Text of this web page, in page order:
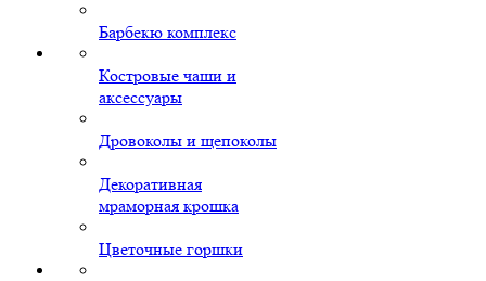
Барбекю комплекс
Костровые чаши и
аксессуары
Дровоколы и щепоколы
Декоративная
мраморная крошка
Цветочные горшки